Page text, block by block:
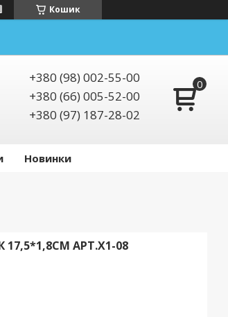
Кошик
+380 (98) 002-55-00
+380 (66) 005-52-00
+380 (97) 187-28-02
Новинки
АРТ.X1-08